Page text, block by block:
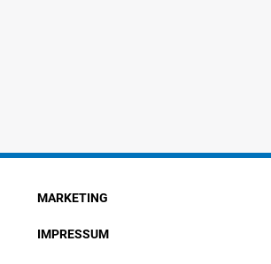
MARKETING
IMPRESSUM